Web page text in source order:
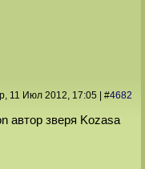
11 Июл 2012 , 17:05 | #4682
автор зверя Kozasa